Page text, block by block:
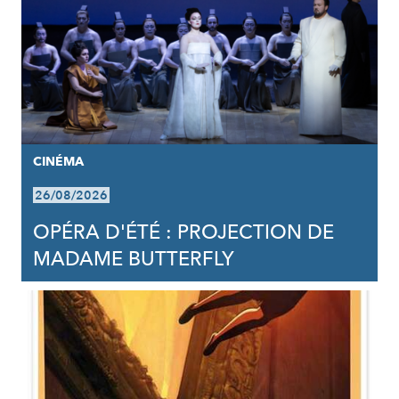
CINÉMA
26/08/2026
OPÉRA D'ÉTÉ : PROJECTION DE
MADAME BUTTERFLY